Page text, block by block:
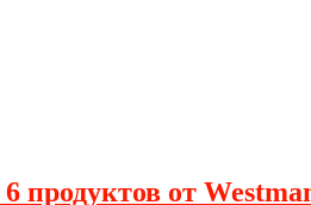
продуктов от